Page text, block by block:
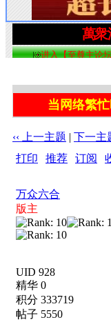
当网络繁
‹‹ 上一主题 | 下一主
打印
推荐 订阅
万众六合
版主
UID 928
精华 0
积分 333719
帖子 5550